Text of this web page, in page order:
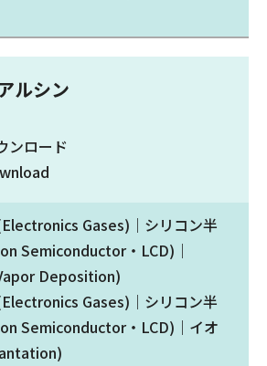
シン
ンロード
Gases)｜シリコン半
Semiconductor・LCD)｜
Deposition)
Gases)｜シリコン半
Semiconductor・LCD)｜イオ